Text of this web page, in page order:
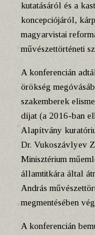
kutatásáról és a
koncepciójáról,
magyarvistai
művészettörténeti
A konferencián
örökség
szakemberek
díjat (a 2016-ban
Alapítvány
Dr. Vukoszávlyev
Minisztérium
államtitkára által
András
megmentésében
A konferencián